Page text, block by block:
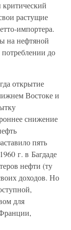
растущие
импортера.
на нефтяной
до
открытие
Востоке и
снижение
пять
г. в Багдаде
нефти (ту
доходов. Но
для